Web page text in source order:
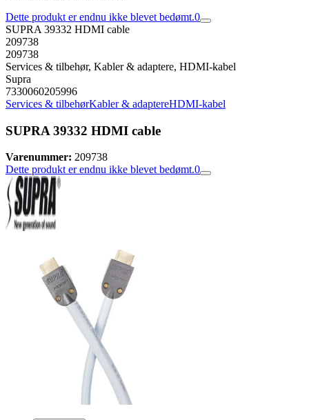
Dette produkt er endnu ikke blevet bedømt.0
SUPRA 39332 HDMI cable
209738
209738
Services & tilbehør, Kabler & adaptere, HDMI-kabel
Supra
7330060205996
Services & tilbehørKabler & adaptereHDMI-kabel
SUPRA 39332 HDMI cable
Varenummer: 209738
Dette produkt er endnu ikke blevet bedømt.0